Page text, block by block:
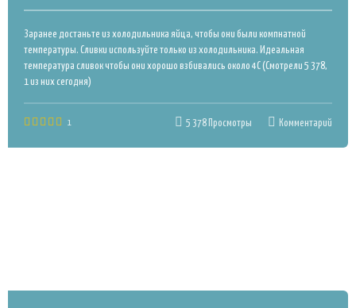
Заранее достаньте из холодильника яйца, чтобы они были компнатной
температуры. Сливки используйте только из холодильника. Идеальная
температура сливок чтобы они хорошо взбивались около 4C (Смотрели 5 378,
1 из них сегодня)
1 Комментарий
5 378 Просмотры